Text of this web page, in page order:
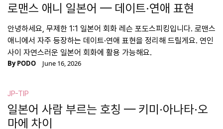
로맨스 애니 일본어 — 데이트·연애 표현
안녕하세요, 무제한 1:1 일본어 회화 레슨 포도스피킹입니다. 로맨스
애니에서 자주 등장하는 데이트·연애 표현을 정리해 드릴게요. 연인
사이 자연스러운 일본어 회화에 활용 가능해요.
ByPODO June 16, 2026
JP-TIP
일본어 사람 부르는 호칭 — 키미·아나타·오
마에 차이